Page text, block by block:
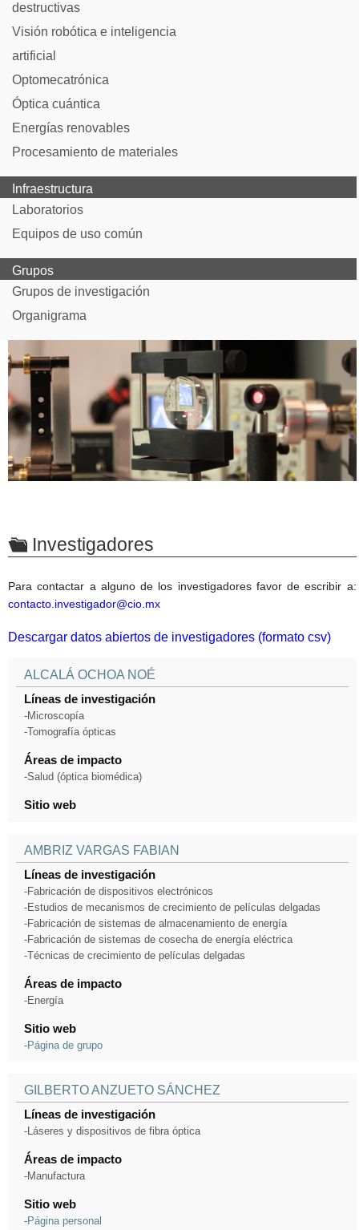
destructivas
Visión robótica e inteligencia
artificial
Optomecatrónica
Óptica cuántica
Energías renovables
Procesamiento de materiales
Infraestructura
Laboratorios
Equipos de uso común
Grupos
Grupos de investigación
Organigrama
Investigadores
Para contactar a alguno de los investigadores favor de escribir a:
contacto.investigador@cio.mx
Descargar datos abiertos de investigadores (formato csv)
ALCALÁ OCHOA NOÉ
Líneas de investigación
-Microscopía
-Tomografía ópticas
Áreas de impacto
-Salud (óptica biomédica)
Sitio web
AMBRIZ VARGAS FABIAN
Líneas de investigación
-Fabricación de dispositivos electrónicos
-Estudios de mecanismos de crecimiento de películas delgadas
-Fabricación de sistemas de almacenamiento de energía
-Fabricación de sistemas de cosecha de energía eléctrica
-Técnicas de crecimiento de películas delgadas
Áreas de impacto
-Energía
Sitio web
-Página de grupo
GILBERTO ANZUETO SÁNCHEZ
Líneas de investigación
-Láseres y dispositivos de fibra óptica
Áreas de impacto
-Manufactura
Sitio web
-Página personal